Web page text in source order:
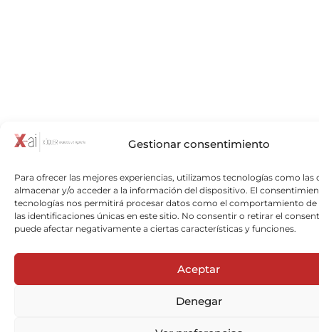
Gestionar consentimiento
Para ofrecer las mejores experiencias, utilizamos tecnologías como las
almacenar y/o acceder a la información del dispositivo. El
tecnologías nos permitirá procesar datos como el comportamiento de
las identificaciones únicas en este sitio. No consentir o retirar el
puede afectar negativamente a ciertas características y funciones.
Aceptar
Denegar